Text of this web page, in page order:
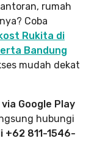
rumah
Coba
Rukita di
Bandung
mudah dekat
via Google Play
hubungi
+62 811-1546-